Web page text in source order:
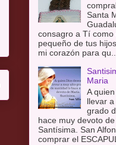
Santa
consagro a Tí como
pequeño de tus
mi corazón para qu...
Maria
A
llevar
grado
hace muy devoto
Santísima. San
comprar el